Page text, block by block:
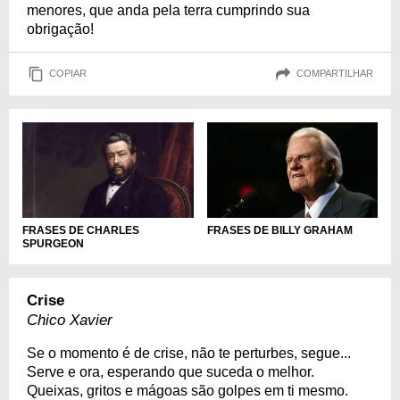
menores, que anda pela terra cumprindo sua
obrigação!
COPIAR COMPARTILHAR
FRASES DE CHARLES
SPURGEON
FRASES DE BILLY GRAHAM
Crise
Chico Xavier
Se o momento é de crise, não te perturbes, segue...
Serve e ora, esperando que suceda o melhor.
Queixas, gritos e mágoas são golpes em ti mesmo.